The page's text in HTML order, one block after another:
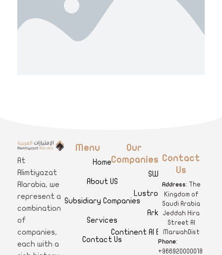
A
limtiyazat Alarabia
At
Alimtiyazat
Alarabia, we
represent a
combination
of
companies,
each with a
Menu
Home
About US
Subsidiary Companies
Services
Contact Us
Our
Companies
SWAR
Lustro Clinics
Arkan
Continent Al Ertiqaa Hotel
Contact
Us
Address: The
Kingdom of
Saudi Arabia
Jeddah Hira
Street Al
MarwahDist
Phone:
+966920000018